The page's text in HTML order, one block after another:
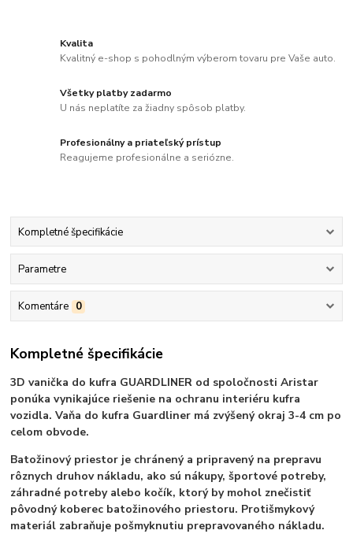
Kvalita
Kvalitný e-shop s pohodlným výberom tovaru pre Vaše auto.
Všetky platby zadarmo
U nás neplatíte za žiadny spôsob platby.
Profesionálny a priateľský prístup
Reagujeme profesionálne a seriózne.
Kompletné špecifikácie
Parametre
Komentáre 0
Kompletné špecifikácie
3D vanička do kufra GUARDLINER od spoločnosti Aristar
ponúka vynikajúce riešenie na ochranu interiéru kufra
vozidla. Vaňa do kufra Guardliner má zvýšený okraj 3-4 cm po
celom obvode.
Batožinový priestor je chránený a pripravený na prepravu
rôznych druhov nákladu, ako sú nákupy, športové potreby,
záhradné potreby alebo kočík, ktorý by mohol znečistiť
pôvodný koberec batožinového priestoru. Protišmykový
materiál zabraňuje pošmyknutiu prepravovaného nákladu.